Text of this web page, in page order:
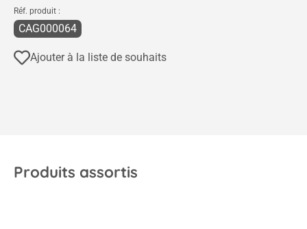
Réf. produit :
CAG000064
Ajouter à la liste de souhaits
Produits assortis